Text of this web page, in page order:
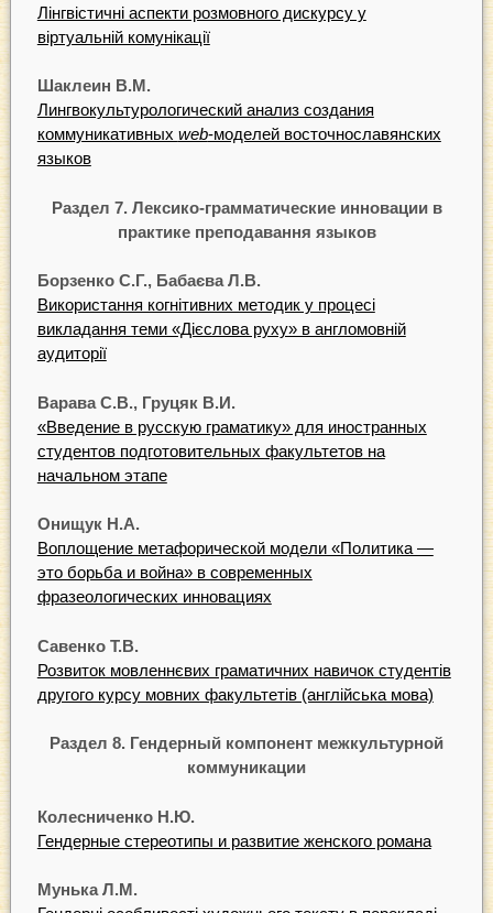
Лінгвістичні аспекти розмовного дискурсу у
віртуальній комунікації
Шаклеин В.М.
Лингвокультурологический анализ создания
коммуникативных web-моделей восточнославянских
языков
Раздел 7. Лексико-грамматические инновации в
практике преподавання языков
Борзенко С.Г., Бабаєва Л.В.
Використання когнітивних методик у процесі
викладання теми «Дієслова руху» в англомовній
аудиторії
Варава С.В., Груцяк В.И.
«Введение в русскую граматику» для иностранных
студентов подготовительных факультетов на
начальном этапе
Онищук Н.А.
Воплощение метафорической модели «Политика —
это борьба и война» в современных
фразеологических инновациях
Савенко Т.В.
Розвиток мовленнєвих граматичних навичок студентів
другого курсу мовних факультетів (англійська мова)
Раздел 8. Гендерный компонент межкультурной
коммуникации
Колесниченко Н.Ю.
Гендерные стереотипы и развитие женского романа
Мунька Л.М.